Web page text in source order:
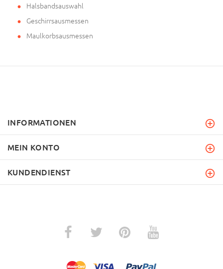
Halsbandsauswahl
Geschirrsausmessen
Maulkorbsausmessen
INFORMATIONEN
MEIN KONTO
KUNDENDIENST